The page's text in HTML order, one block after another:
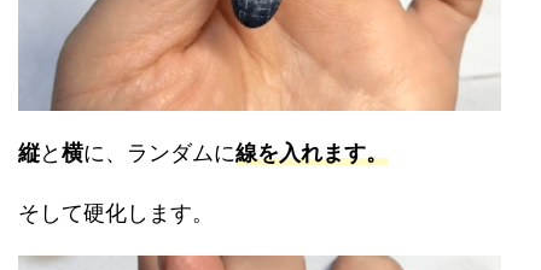
縦と横に、ランダムに線を入れます。
そして硬化します。